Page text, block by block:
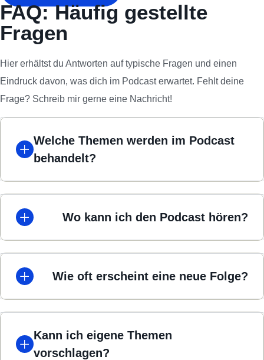
FAQ: Häufig gestellte
Fragen
Hier erhältst du Antworten auf typische Fragen und einen
Eindruck davon, was dich im Podcast erwartet. Fehlt deine
Frage? Schreib mir gerne eine Nachricht!
Welche Themen werden im Podcast
behandelt?
Wo kann ich den Podcast hören?
Wie oft erscheint eine neue Folge?
Kann ich eigene Themen
vorschlagen?